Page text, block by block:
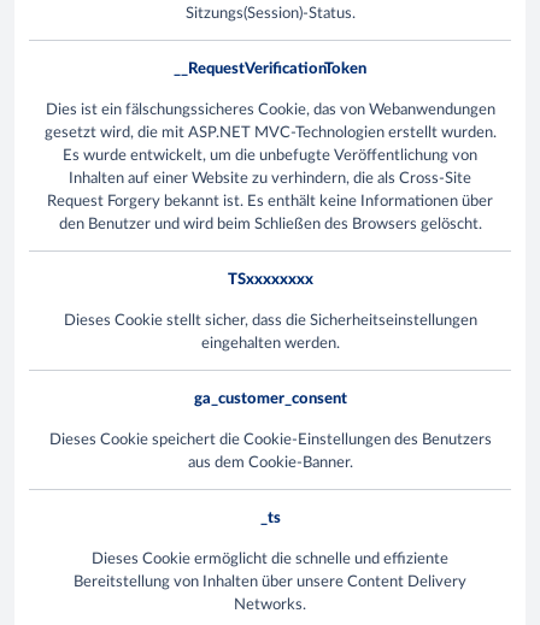
Sitzungs(Session)-Status.
__RequestVerificationToken
Dies ist ein fälschungssicheres Cookie, das von Webanwendungen
gesetzt wird, die mit ASP.NET MVC-Technologien erstellt wurden.
Es wurde entwickelt, um die unbefugte Veröffentlichung von
Inhalten auf einer Website zu verhindern, die als Cross-Site
Request Forgery bekannt ist. Es enthält keine Informationen über
den Benutzer und wird beim Schließen des Browsers gelöscht.
TSxxxxxxxx
Dieses Cookie stellt sicher, dass die Sicherheitseinstellungen
eingehalten werden.
ga_customer_consent
Dieses Cookie speichert die Cookie-Einstellungen des Benutzers
aus dem Cookie-Banner.
_ts
Dieses Cookie ermöglicht die schnelle und effiziente
Bereitstellung von Inhalten über unsere Content Delivery
Networks.